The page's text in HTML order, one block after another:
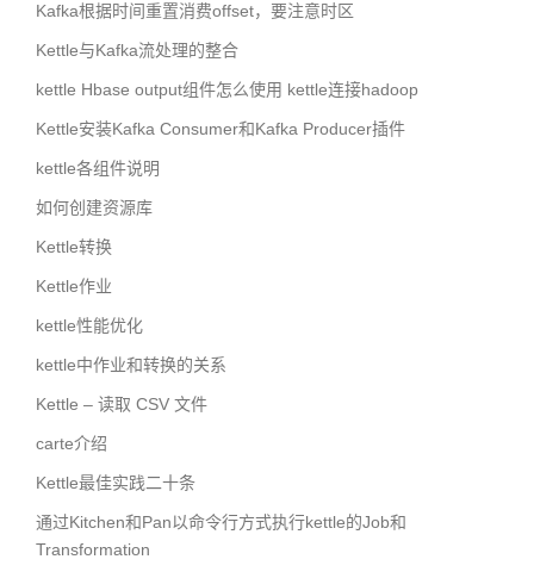
Kafka根据时间重置消费offset，要注意时区
Kettle与Kafka流处理的整合
kettle Hbase output组件怎么使用 kettle连接hadoop
Kettle安装Kafka Consumer和Kafka Producer插件
kettle各组件说明
如何创建资源库
Kettle转换
Kettle作业
kettle性能优化
kettle中作业和转换的关系
Kettle – 读取 CSV 文件
carte介绍
Kettle最佳实践二十条
通过Kitchen和Pan以命令行方式执行kettle的Job和
Transformation